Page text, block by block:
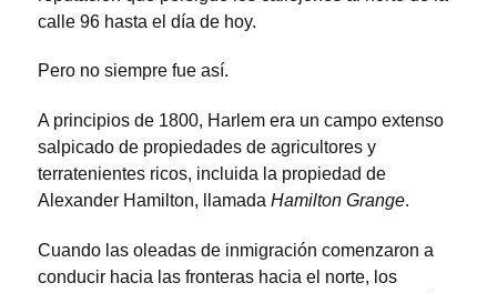
calle 96 hasta el día de hoy.
Pero no siempre fue así.
A principios de 1800, Harlem era un campo extenso
salpicado de propiedades de agricultores y
terratenientes ricos, incluida la propiedad de
Alexander Hamilton, llamada Hamilton Grange.
Cuando las oleadas de inmigración comenzaron a
conducir hacia las fronteras hacia el norte, los